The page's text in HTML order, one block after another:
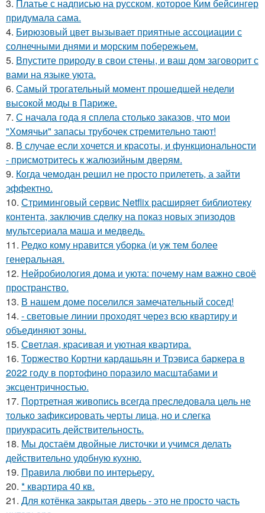
3. Платье с надписью на русском, которое Ким бейсингер
придумала сама.
4. Бирюзовый цвет вызывает приятные ассоциации с
солнечными днями и морским побережьем.
5. Впустите природу в свои стены, и ваш дом заговорит с
вами на языке уюта.
6. Самый трогательный момент прошедшей недели
высокой моды в Париже.
7. С начала года я сплела столько заказов, что мои
"Хомячьи" запасы трубочек стремительно тают!
8. В случае если хочется и красоты, и функциональности
- присмотритесь к жалюзийным дверям.
9. Когда чемодан решил не просто прилететь, а зайти
эффектно.
10. Стриминговый сервис Netflix расширяет библиотеку
контента, заключив сделку на показ новых эпизодов
мультсериала маша и медведь.
11. Редко кому нравится уборка (и уж тем более
генеральная.
12. Нейробиология дома и уюта: почему нам важно своё
пространство.
13. В нашем доме поселился замечательный сосед!
14. - световые линии проходят через всю квартиру и
объединяют зоны.
15. Светлая, красивая и уютная квартира.
16. Торжество Кортни кардашьян и Трэвиса баркера в
2022 году в портофино поразило масштабами и
эксцентричностью.
17. Портретная живопись всегда преследовала цель не
только зафиксировать черты лица, но и слегка
приукрасить действительность.
18. Мы достаём двойные листочки и учимся делать
действительно удобную кухню.
19. Правила любви по интеpьеpу.
20. * квартира 40 кв.
21. Для котёнка закрытая дверь - это не просто часть